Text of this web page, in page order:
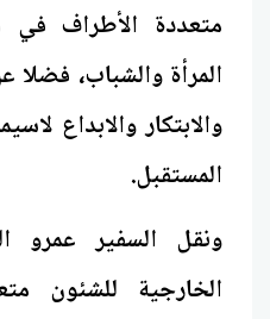
متعددة الأطراف في
المرأة والشباب،
والابتكار والابداع
المستقبل.
ونقل السفير عمرو
الخارجية للشئون